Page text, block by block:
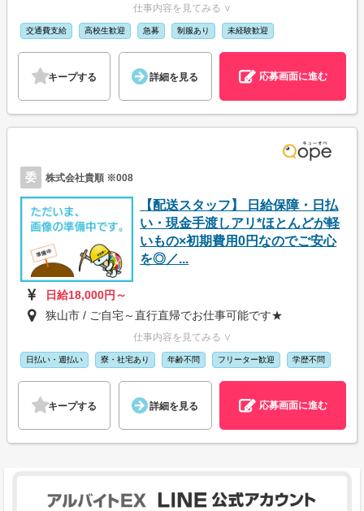
仕事内容を見てみる ∨
交通費支給 高校生歓迎 急募 制服あり 未経験歓迎
キープする 詳細を見る 応募画面に進む
委 株式会社貴順 ※008
【配送スタッフ】 日給保障・日払
い・現金手渡しアリ*ほとんどが軽
いもの×初期費用0円なのでご安心
を◎／...
日給18,000円～
狭山市 / ご自宅～直行直帰でお仕事可能です★
仕事内容を見てみる ∨
日払い・週払い 寮・社宅あり 年齢不問 フリーター歓迎 学歴不問
キープする 詳細を見る 応募画面に進む